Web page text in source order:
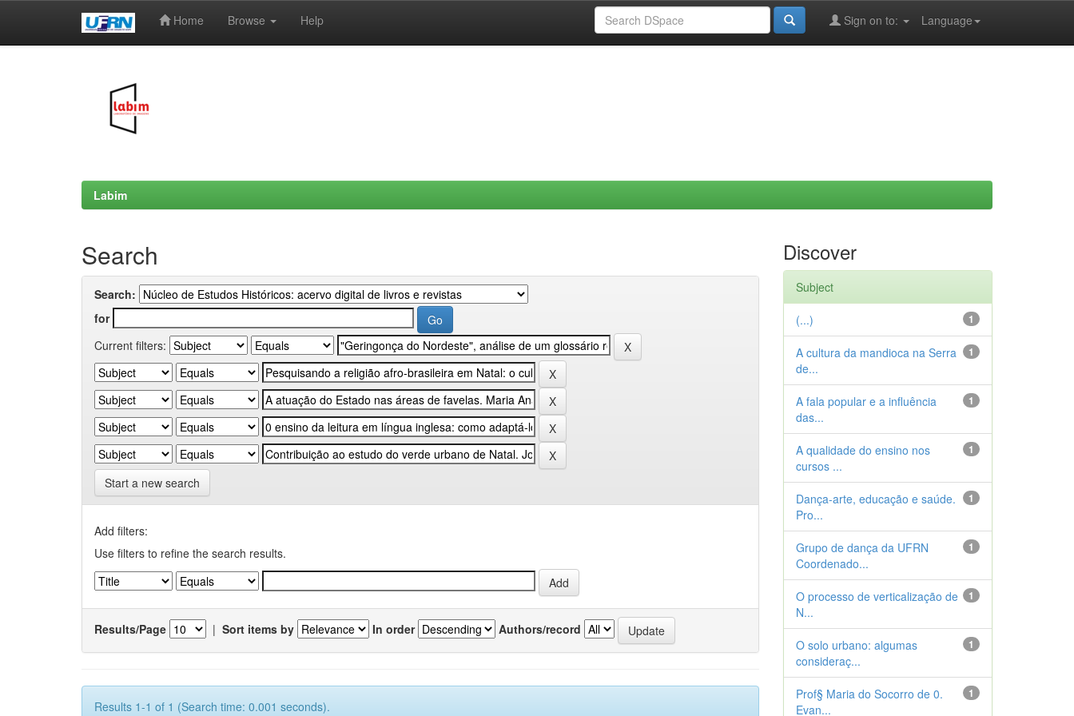
Home Browse Help Language
Sign on to:
Labim
Search
Search:
for
Current filters:
Start a new search
Add filters:
Use filters to refine the search results.
Results/Page | Sort items by In order Authors/record
Results 1-1 of 1 (Search time: 0.001 seconds).
Discover
Subject
1
(...)
1
A cultura da mandioca na Serra
de...
1
A fala popular e a influência
das...
1
A qualidade do ensino nos
cursos ...
1
Dança-arte, educação e saúde.
Pro...
1
Grupo de dança da UFRN
Coordenado...
1
O processo de verticalização de
N...
1
O solo urbano: algumas
consideraç...
1
Prof§ Maria do Socorro de 0.
Evan...